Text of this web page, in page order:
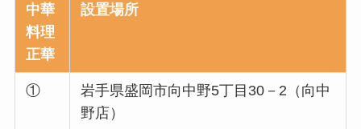
中華
料理
正華
設置場所
①
岩手県盛岡市向中野5丁目30－2（向中
野店）